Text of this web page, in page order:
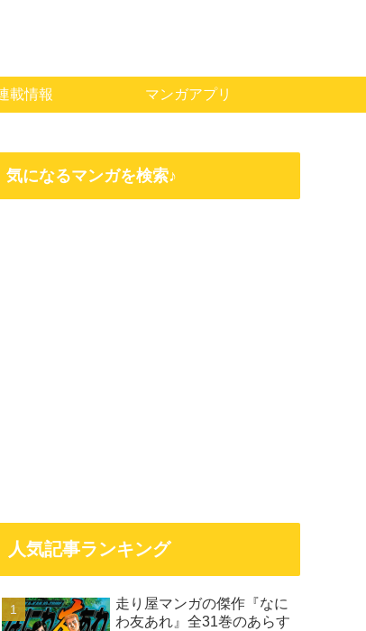
載情報 マンガアプリ
気になるマンガを検索♪
人気記事ランキング
走り屋マンガの傑作『なに
わ友あれ』全31巻のあらす